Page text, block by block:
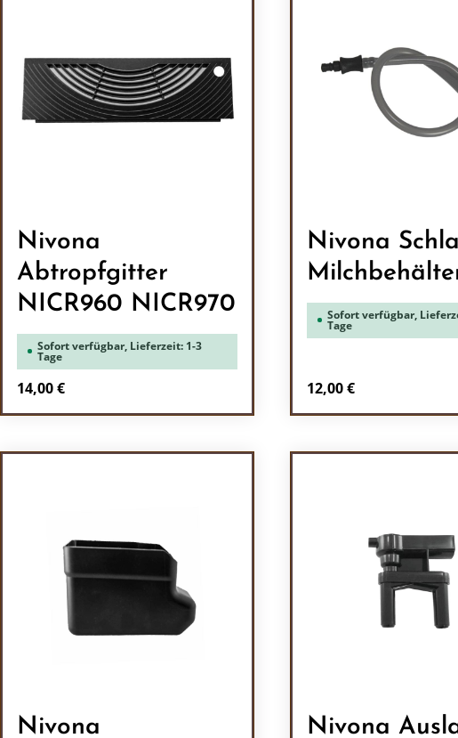
Nivona
Abtropfgitter
NICR960 NICR970
Sofort verfügbar, Lieferzeit: 1-3
Tage
Regulärer Preis:
14,00 €
Nivona
Sofort verfügbar,
Tage
Regulärer Preis:
12,00 €
Nivona
Nivona